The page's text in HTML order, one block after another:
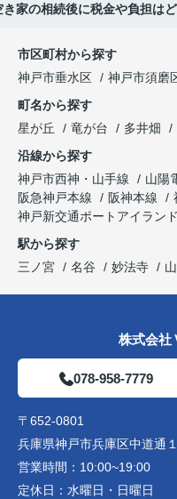
き家の相続後に税金や負担は
市区町村から探す
神戸市垂水区
神戸市須磨
町名から探す
星が丘
竜が台 多井畑
沿線から探す
神戸市西神・山手線
山陽
阪急神戸本線
阪神本線
神戸新交通ポートアイラン
駅から探す
三ノ宮
名谷 妙法寺
株式会社
078-958-7779
〒652-0801
兵庫県神戸市兵庫区中道
営業時間： 10:00~19:00
定休日： 水曜日・日曜日